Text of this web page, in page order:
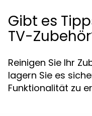
Gibt es
TV-
Reinigen Sie Ihr
lagern Sie es
Funktionalität zu